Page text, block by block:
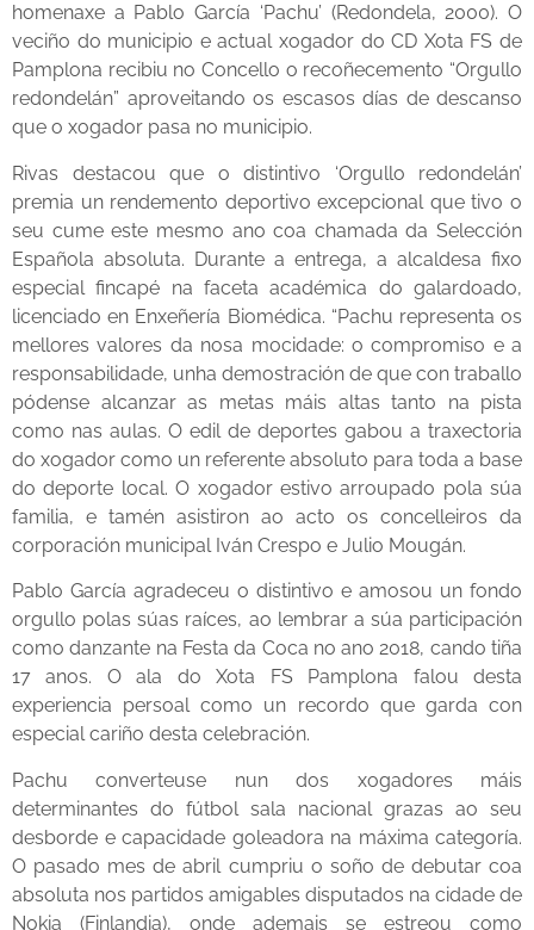
homenaxe a Pablo García ‘Pachu’ (Redondela, 2000). O
veciño do municipio e actual xogador do CD Xota FS de
Pamplona recibiu no Concello o recoñecemento “Orgullo
redondelán” aproveitando os escasos días de descanso
que o xogador pasa no municipio.
Rivas destacou que o distintivo ‘Orgullo redondelán’
premia un rendemento deportivo excepcional que tivo o
seu cume este mesmo ano coa chamada da Selección
Española absoluta. Durante a entrega, a alcaldesa fixo
especial fincapé na faceta académica do galardoado,
licenciado en Enxeñería Biomédica. “Pachu representa os
mellores valores da nosa mocidade: o compromiso e a
responsabilidade, unha demostración de que con traballo
pódense alcanzar as metas máis altas tanto na pista
como nas aulas. O edil de deportes gabou a traxectoria
do xogador como un referente absoluto para toda a base
do deporte local. O xogador estivo arroupado pola súa
familia, e tamén asistiron ao acto os concelleiros da
corporación municipal Iván Crespo e Julio Mougán.
Pablo García agradeceu o distintivo e amosou un fondo
orgullo polas súas raíces, ao lembrar a súa participación
como danzante na Festa da Coca no ano 2018, cando tiña
17 anos. O ala do Xota FS Pamplona falou desta
experiencia persoal como un recordo que garda con
especial cariño desta celebración.
Pachu converteuse nun dos xogadores máis
determinantes do fútbol sala nacional grazas ao seu
desborde e capacidade goleadora na máxima categoría.
O pasado mes de abril cumpriu o soño de debutar coa
absoluta nos partidos amigables disputados na cidade de
Nokia (Finlandia), onde ademais se estreou como